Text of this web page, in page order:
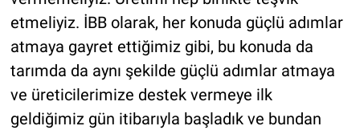
etmeliyiz. İBB olarak, her konuda güçlü adımlar
atmaya gayret ettiğimiz gibi, bu konuda da
tarımda da aynı şekilde güçlü adımlar atmaya
ve üreticilerimize destek vermeye ilk
geldiğimiz gün itibarıyla başladık ve bundan